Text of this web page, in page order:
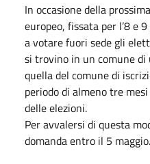
In occasione della
europeo, fissata per l’8 e
a votare fuori sede gli
si trovino in un comune di
quella del comune di
periodo di almeno tre
delle elezioni.
Per avvalersi di questa
domanda entro il 5 maggio.